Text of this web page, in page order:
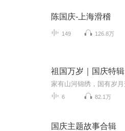
陈国庆-上海滑稽
149 126.8万
祖国万岁｜国庆特辑
6 82.1万
国庆主题故事合辑